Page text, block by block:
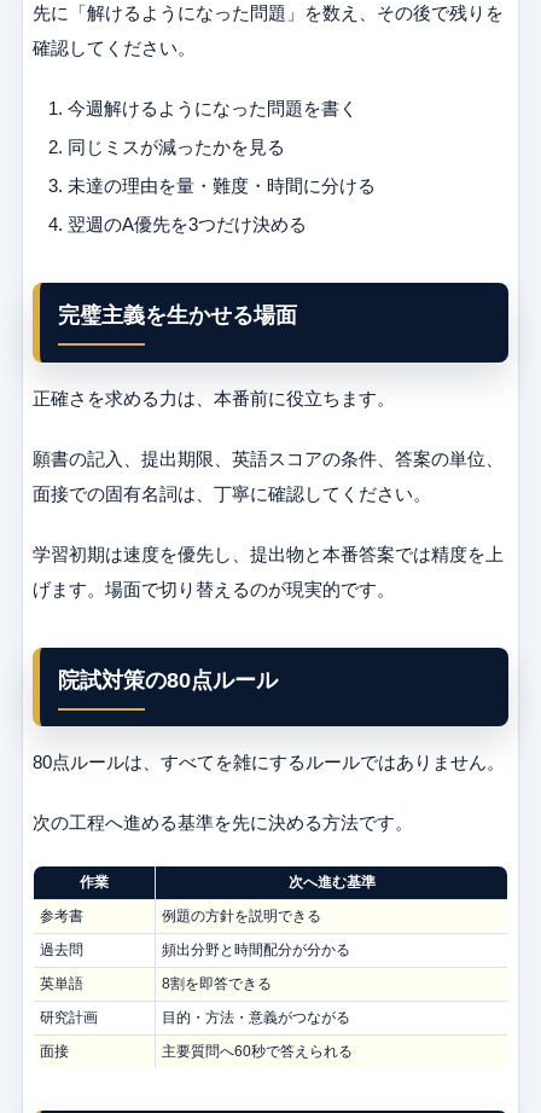
先に「解けるようになった問題」を数え、その後で残りを
確認してください。
今週解けるようになった問題を書く
同じミスが減ったかを見る
未達の理由を量・難度・時間に分ける
翌週のA優先を3つだけ決める
完璧主義を生かせる場面
正確さを求める力は、本番前に役立ちます。
願書の記入、提出期限、英語スコアの条件、答案の単位、
面接での固有名詞は、丁寧に確認してください。
学習初期は速度を優先し、提出物と本番答案では精度を上
げます。場面で切り替えるのが現実的です。
院試対策の80点ルール
80点ルールは、すべてを雑にするルールではありません。
次の工程へ進める基準を先に決める方法です。
作業
次へ進む基準
参考書
例題の方針を説明できる
過去問
頻出分野と時間配分が分かる
英単語
8割を即答できる
研究計画
目的・方法・意義がつながる
面接
主要質問へ60秒で答えられる